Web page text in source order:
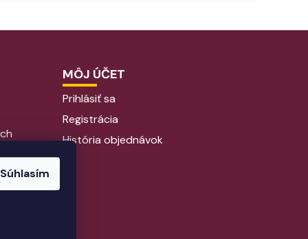
Súhlasím
MÔJ ÚČET
Prihlásiť sa
Registrácia
História objednávok